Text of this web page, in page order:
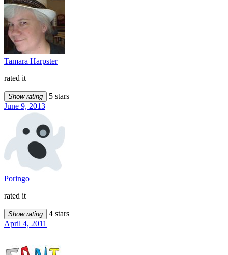
Tamara Harpster
rated it
Show rating
5 stars
June 9, 2013
Poringo
rated it
Show rating
4 stars
April 4, 2011